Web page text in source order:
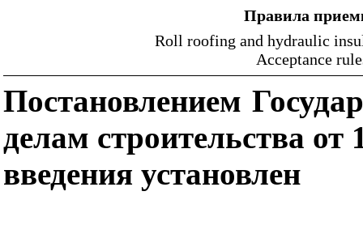
Правила
Roll roofing and hydraulic
Acceptance
Постановлением
делам строительства от
введения установлен